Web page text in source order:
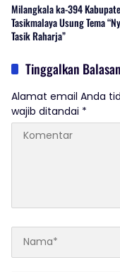
Milangkala ka-394
Tasikmalaya Usung Tema
Tasik Raharja”
Tinggalkan Balasan
Alamat email Anda
wajib ditandai *